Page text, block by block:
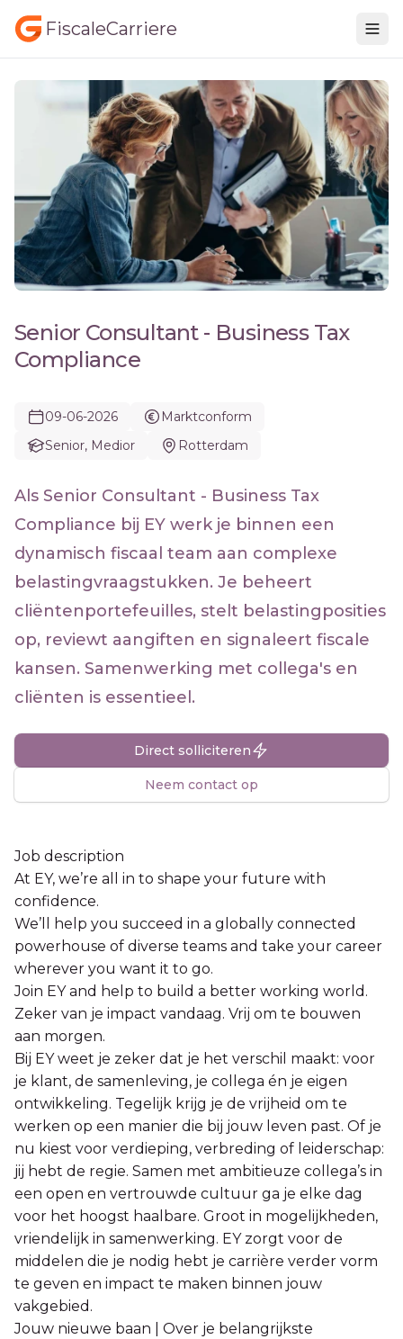
FiscaleCarriere
Senior Consultant - Business Tax
Compliance
09-06-2026
Marktconform
Senior, Medior
Rotterdam
Als Senior Consultant - Business Tax
Compliance bij EY werk je binnen een
dynamisch fiscaal team aan complexe
belastingvraagstukken. Je beheert
cliëntenportefeuilles, stelt belastingposities
op, reviewt aangiften en signaleert fiscale
kansen. Samenwerking met collega's en
cliënten is essentieel.
Direct solliciteren
Neem contact op
Job description
At EY, we’re all in to shape your future with
confidence.
We’ll help you succeed in a globally connected
powerhouse of diverse teams and take your career
wherever you want it to go.
Join EY and help to build a better working world.
Zeker van je impact vandaag. Vrij om te bouwen
aan morgen.
Bij EY weet je zeker dat je het verschil maakt: voor
je klant, de samenleving, je collega én je eigen
ontwikkeling. Tegelijk krijg je de vrijheid om te
werken op een manier die bij jouw leven past. Of je
nu kiest voor verdieping, verbreding of leiderschap:
jij hebt de regie. Samen met ambitieuze collega’s in
een open en vertrouwde cultuur ga je elke dag
voor het hoogst haalbare. Groot in mogelijkheden,
vriendelijk in samenwerking. EY zorgt voor de
middelen die je nodig hebt je carrière verder vorm
te geven en impact te maken binnen jouw
vakgebied.
Jouw nieuwe baan | Over je belangrijkste